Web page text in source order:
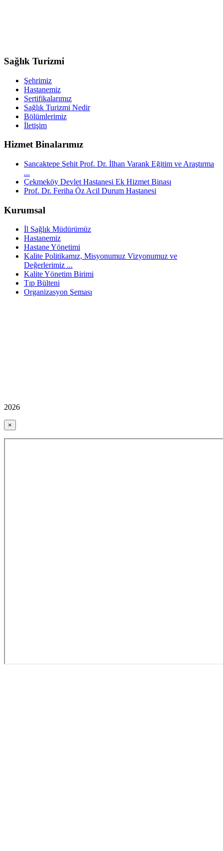
Sağlık Turizmi
Şehrimiz
Hastanemiz
Sertifikalarımız
Sağlık Turizmi Nedir
Bölümlerimiz
İletişim
Hizmet Binalarımız
Sancaktepe Şehit Prof. Dr. İlhan Varank Eğitim ve Araştırma
...
Çekmeköy Devlet Hastanesi Ek Hizmet Binası
Prof. Dr. Feriha Öz Acil Durum Hastanesi
Kurumsal
İl Sağlık Müdürümüz
Hastanemiz
Hastane Yönetimi
Kalite Politikamız, Misyonumuz Vizyonumuz ve
Değerlerimiz ...
Kalite Yönetim Birimi
Tıp Bülteni
Organizasyon Şeması
2026
×